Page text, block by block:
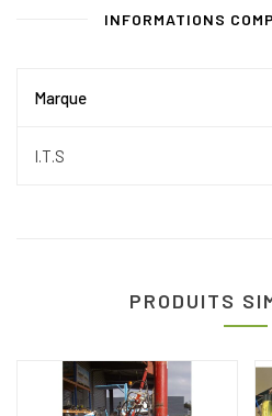
INFORMATIONS
Marque
I.T.S
PRODUITS